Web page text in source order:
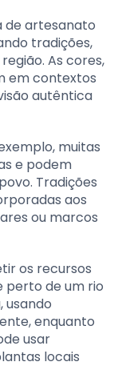
de artesanato
tradições,
As cores,
em contextos
autêntica
muitas
e podem
Tradições
aos
ou marcos
os recursos
perto de um rio
usando
enquanto
usar
locais